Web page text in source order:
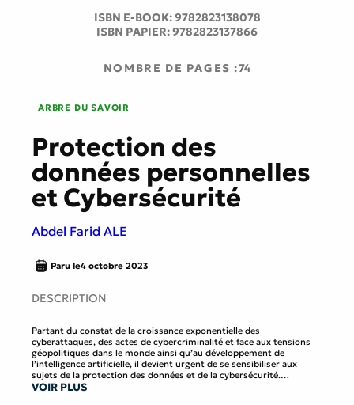
ISBN E-BOOK:9782823138078
ISBN PAPIER:9782823137866
NOMBRE DE PAGES :74
ARBRE DU SAVOIR
Protection des
données personnelles
et Cybersécurité
Abdel Farid ALE
Paru le4 octobre 2023
DESCRIPTION
Partant du constat de la croissance exponentielle des
cyberattaques, des actes de cybercriminalité et face aux tensions
géopolitiques dans le monde ainsi qu’au développement de
l’intelligence artificielle, il devient urgent de se sensibiliser aux
sujets de la protection des données et de la cybersécurité.
Le développement du numérique engendre de nouveaux risques et
VOIR PLUS